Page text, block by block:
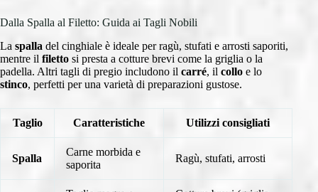
Dalla Spalla al Filetto: Guida ai Tagli Nobili
La spalla del cinghiale è ideale per ragù, stufati e arrosti saporiti,
mentre il filetto si presta a cotture brevi come la griglia o la
padella. Altri tagli di pregio includono il carré, il collo e lo
stinco, perfetti per una varietà di preparazioni gustose.
Taglio Caratteristiche Utilizzi consigliati
Spalla
Carne morbida e
saporita
Ragù, stufati, arrosti